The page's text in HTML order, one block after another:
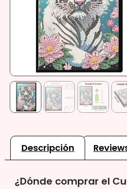
Descripción
¿Dónde comprar el